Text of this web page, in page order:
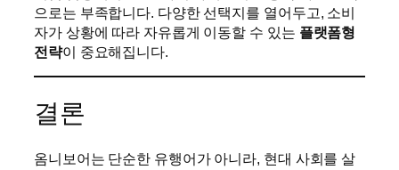
으로는 부족합니다. 다양한 선택지를 열어두고, 소비
자가 상황에 따라 자유롭게 이동할 수 있는 플랫폼형
전략이 중요해집니다.
결론
옴니보어는 단순한 유행어가 아니라, 현대 사회를 살